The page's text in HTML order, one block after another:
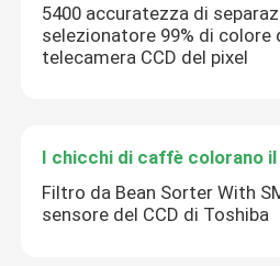
5400 accuratezza di
selezionatore 99% di colore
telecamera CCD del pixel
I chicchi di caffè colorano
Filtro da Bean Sorter With
sensore del CCD di Toshiba